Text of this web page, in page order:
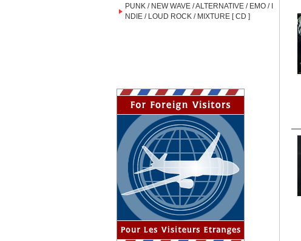
PUNK / NEW WAVE / ALTERNATIVE / EMO / I
NDIE / LOUD ROCK / MIXTURE [ CD ]